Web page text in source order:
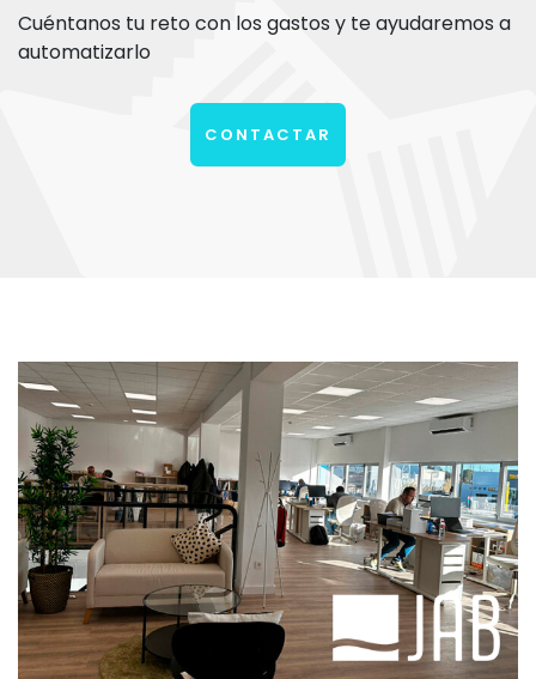
Cuéntanos tu reto con los gastos y te ayudaremos a
automatizarlo
CONTACTAR